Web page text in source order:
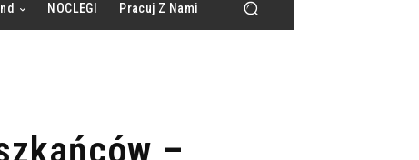
NOCLEGI Pracuj Z Nami
–